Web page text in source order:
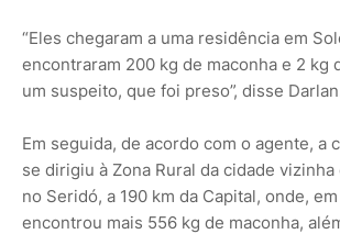
“Eles chegaram a uma residência em
encontraram 200 kg de maconha e 2 kg
um suspeito, que foi preso”, disse
Em seguida, de acordo com o agente, a
se dirigiu à Zona Rural da cidade
no Seridó, a 190 km da Capital, onde,
encontrou mais 556 kg de maconha,